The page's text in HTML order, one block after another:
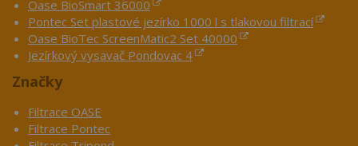
Oase BioSmart 36000
Pontec Set plastové jezírko 1000 l s tlakovou filtrací
Oase BioTec ScreenMatic2 Set 40000
Jezírkový vysavač Pondovac 4
Značky
Filtrace OASE
Filtrace Pontec